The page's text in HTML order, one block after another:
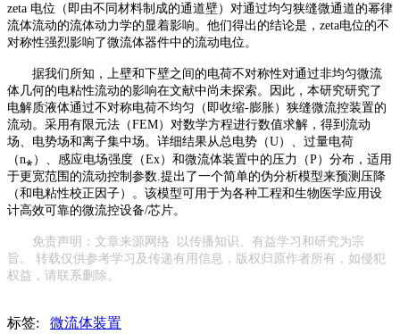
zeta 电位（即由不同材料制成的通道壁）对通过均匀狭缝微通道的幂律
流体流动的流体动力学的显着影响。他们得出的结论是，zeta电位的不
对称性强烈影响了微流体器件中的流动电位。
据我们所知，上壁和下壁之间的电荷不对称性对通过非均匀微流
体几何的电粘性流动的影响在文献中尚未探索。因此，本研究研究了
电解质液体通过不对称电荷不均匀（即收缩-膨胀）狭缝微流控装置的
流动。采用有限元法（FEM）对数学方程进行数值求解，得到流动
场、电势场和离子集中场。详细结果从总电势（U）、过量电荷
（n⁎）、感应电场强度（Ex）和微流体装置中的压力（P）分布，适用
于更宽范围的流动控制参数.提出了一个简单的伪分析模型来预测压降
（和电粘性校正因子）。该模型可用于为各种工程和生物医学应用设
计高效可靠的微流控设备/芯片。
免责声明：文章来源网络 以传播知识、有益学习和研究为宗
旨。 转载仅供参考学习及传递有用信息，版权归原作者所有，如侵犯
权益，请联系删除。
标签: 微流体装置